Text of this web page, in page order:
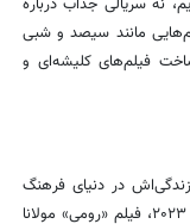
نه سریالی جذاب درباره
مانند سیصد و شبی
فیلم‌های کلیشه‌ای و
زندگی‌اش در دنیای فرهنگ
ایرانی سپری شد، امروز بیش از آنکه در ایران شناخته شود، در ترکیه تبلیغ می‌شود. در سال ۲۰۲۳، فیلم «رومی» مولانا
مرداد ۱۴۰۵